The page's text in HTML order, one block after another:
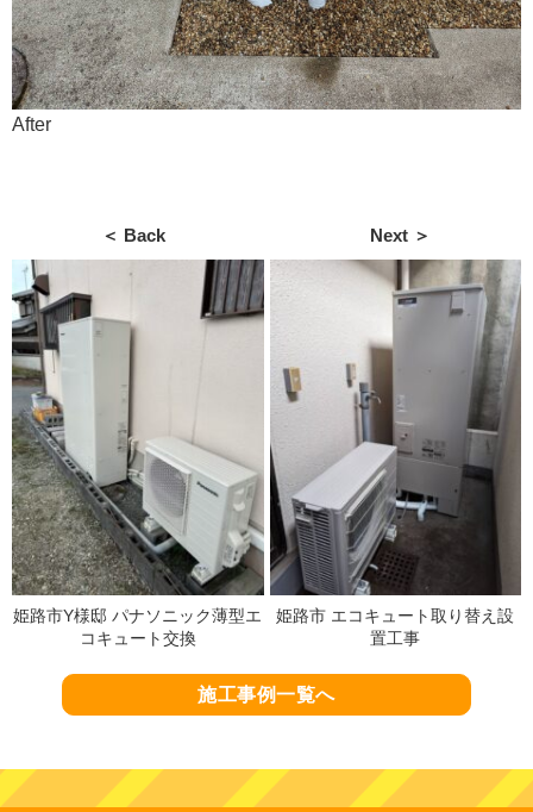
After
＜ Back
姫路市Y様邸 パナソニック薄型エ
コキュート交換
Next ＞
姫路市 エコキュート取り替え設
置工事
施工事例一覧へ